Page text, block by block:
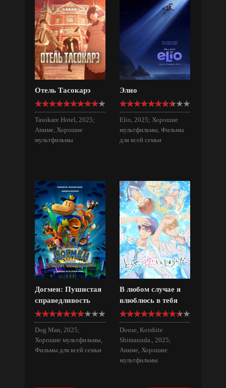
Отель Тасокарэ
Tasokare Hotel, 2025;
Аниме, Хорошие
мультфильмы
Элио
Elio, 2025; Хорошие
мультфильмы, Фильмы
для всей семьи
Догмен: Пушистая
справедливость
Dog Man, 2025;
Хорошие мультфильмы,
Фильмы для всей семьи
В любом случае я
влюблюсь в тебя
Douse, Koishite
Shimaunda., 2025;
Аниме, Хорошие
мультфильмы